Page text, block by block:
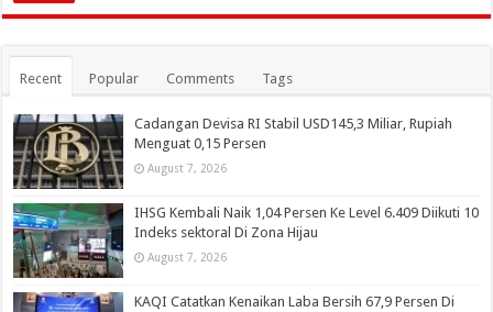
Recent Popular Comments Tags
Cadangan Devisa RI Stabil USD145,3 Miliar, Rupiah
Menguat 0,15 Persen
August 7, 2026
IHSG Kembali Naik 1,04 Persen Ke Level 6.409 Diikuti 10
Indeks sektoral Di Zona Hijau
August 7, 2026
KAQI Catatkan Kenaikan Laba Bersih 67,9 Persen Di